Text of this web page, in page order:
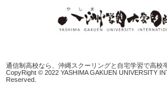
通信制高校なら、沖縄スクーリングと自宅学習で高校
CopyRight © 2022 YASHIMA GAKUEN UNIVERSITY
Reserved.